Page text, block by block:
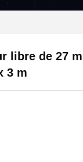
libre de 27 m
3 m